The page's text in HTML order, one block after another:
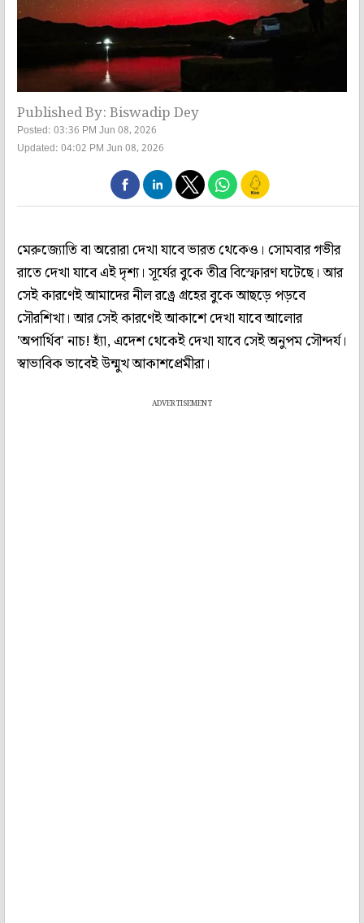
Published By: Biswadip Dey
Posted: 03:36 PM Jun 08, 2026
Updated: 04:02 PM Jun 08, 2026
মেরুজ্যোতি বা অরোরা দেখা যাবে ভারত থেকেও। সোমবার গভীর
রাতে দেখা যাবে এই দৃশ্য। সূর্যের বুকে তীব্র বিস্ফোরণ ঘটেছে। আর
সেই কারণেই আমাদের নীল রঙ্রে গ্রহের বুকে আছড়ে পড়বে
সৌরশিখা। আর সেই কারণেই আকাশে দেখা যাবে আলোর
'অপার্থিব' নাচ! হ্যাঁ, এদেশ থেকেই দেখা যাবে সেই অনুপম সৌন্দর্য।
স্বাভাবিক ভাবেই উন্মুখ আকাশপ্রেমীরা।
ADVERTISEMENT